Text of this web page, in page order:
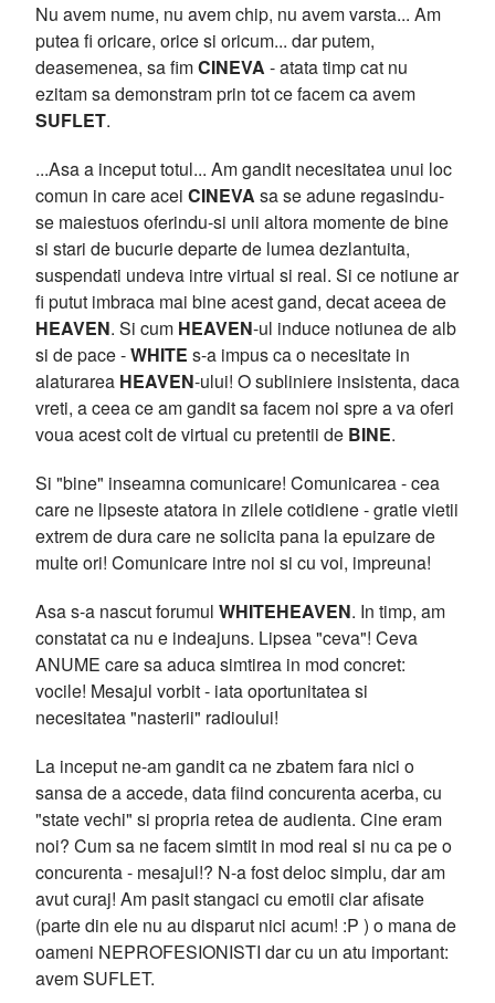
Nu avem nume, nu avem chip, nu avem varsta... Am
putea fi oricare, orice si oricum... dar putem,
deasemenea, sa fimCINEVA - atata timp cat nu
ezitam sa demonstram prin tot ce facem ca avem
SUFLET.
...Asa a inceput totul... Am gandit necesitatea unui loc
comun in care acei CINEVA sa se adune regasindu-
se maiestuos oferindu-si unii altora momente de bine
si stari de bucurie departe de lumea dezlantuita,
suspendati undeva intre virtual si real. Si ce notiune ar
fi putut imbraca mai bine acest gand, decat aceea de
HEAVEN. Si cum HEAVEN-ul induce notiunea de alb
si de pace -WHITE s-a impus ca o necesitate in
alaturarea HEAVEN-ului! O subliniere insistenta, daca
vreti, a ceea ce am gandit sa facem noi spre a va oferi
voua acest colt de virtual cu pretentii de BINE.
Si "bine" inseamna comunicare! Comunicarea - cea
care ne lipseste atatora in zilele cotidiene - gratie vietii
extrem de dura care ne solicita pana la epuizare de
multe ori! Comunicare intre noi si cu voi, impreuna!
Asa s-a nascut forumul WHITEHEAVEN. In timp, am
constatat ca nu e indeajuns. Lipsea "ceva"! Ceva
ANUME care sa aduca simtirea in mod concret:
vocile! Mesajul vorbit - iata oportunitatea si
necesitatea "nasterii" radioului!
La inceput ne-am gandit ca ne zbatem fara nici o
sansa de a accede, data fiind concurenta acerba, cu
"state vechi" si propria retea de audienta. Cine eram
noi? Cum sa ne facem simtit in mod real si nu ca pe o
concurenta - mesajul!? N-a fost deloc simplu, dar am
avut curaj! Am pasit stangaci cu emotii clar afisate
(parte din ele nu au disparut nici acum! :P ) o mana de
oameni NEPROFESIONISTI dar cu un atu important:
avem SUFLET.